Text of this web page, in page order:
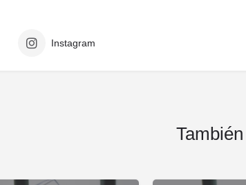
Instagram